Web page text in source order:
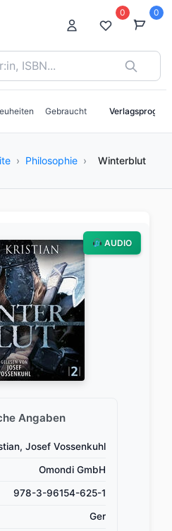
oder ISBN
0 0
Gebraucht
› Philosophie › Winterblut
Angaben
Josef Vossenkuhl
Omondi GmbH
978-3-96154-625-1
Ger
AUDIO